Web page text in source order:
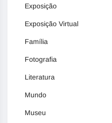
Exposição
Exposição Virtual
Família
Fotografia
Literatura
Mundo
Museu